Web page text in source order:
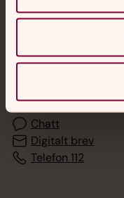
Jourhavande
Akut samtals- och
med en präst på
Chatt
Digitalt brev
Telefon 112